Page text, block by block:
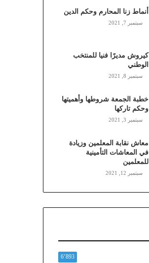
أنماط زنا المحارم وحكم الدين
سبتمبر 7, 2021
كيروش مديرًا فنيا للمنتخب
الوطني
سبتمبر 8, 2021
خطبة الجمعة شروطها وأهميتها
وحكم تاركها
سبتمبر 3, 2021
معاش نقابة المعلمين وزيادة
في المعاشات التأمينية
للمعلمين
سبتمبر 12, 2021
6٬893